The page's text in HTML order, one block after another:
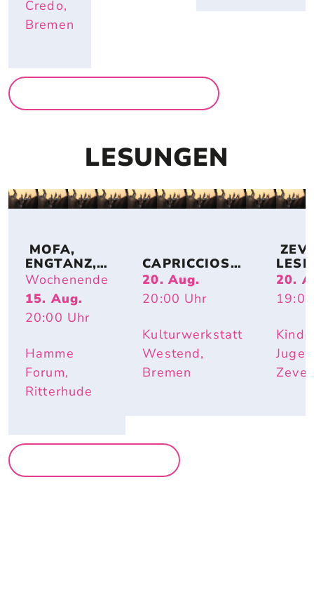
Credo,
Bremen
LESUNGEN
MOFA,
ENGTANZ,
BUNDESJU
GENDSPIEL
E
Wochenende
15. Aug.
20:00 Uhr
Hamme
Forum,
Ritterhude
CAPRICCIOSO
: EVA
STRITTMATT
ER
20. Aug.
20:00 Uhr
Kulturwerkstatt
Westend,
Bremen
DE:
HIER
20.
19:00